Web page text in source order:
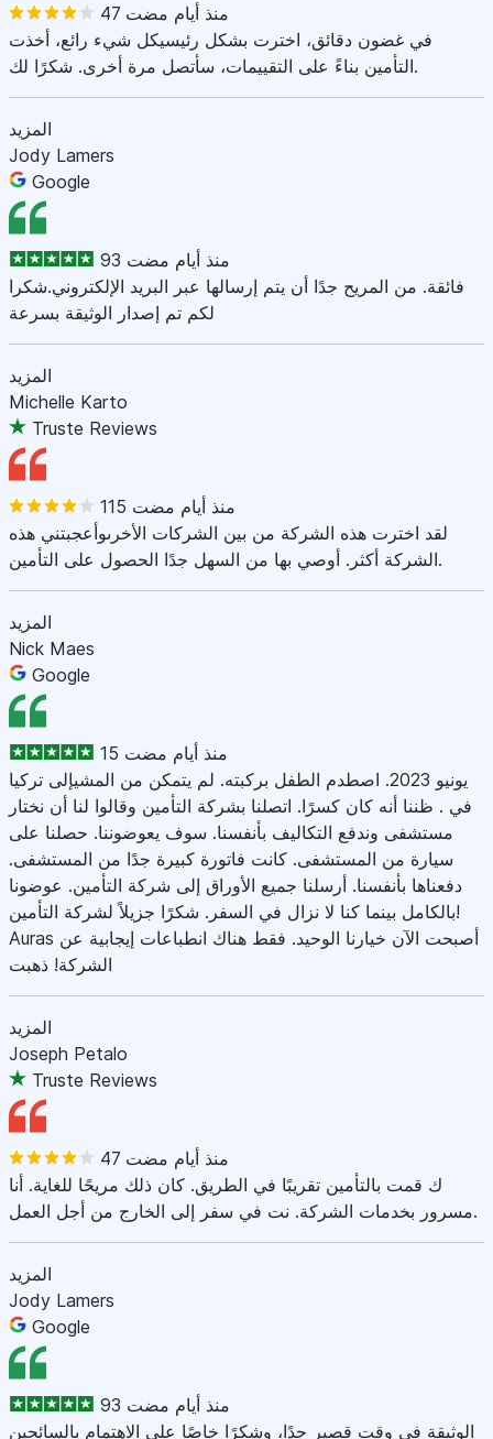
47 منذ أيام مضت
في غضون دقائق، اخترت بشكل رئيسيكل شيء رائع، أخذت
التأمين بناءً على التقييمات، سأتصل مرة أخرى. شكرًا لك.
المزيد
Jody Lamers
Google
93 منذ أيام مضت
فائقة. من المريح جدًا أن يتم إرسالها عبر البريد الإلكتروني.شكرا
لكم تم إصدار الوثيقة بسرعة
المزيد
Michelle Karto
Truste Reviews
115 منذ أيام مضت
لقد اخترت هذه الشركة من بين الشركات الأخرىوأعجبتني هذه
الشركة أكثر. أوصي بها من السهل جدًا الحصول على التأمين.
المزيد
Nick Maes
Google
15 منذ أيام مضت
يونيو 2023. اصطدم الطفل بركبته. لم يتمكن من المشيإلى تركيا
في . ظننا أنه كان كسرًا. اتصلنا بشركة التأمين وقالوا لنا أن نختار
مستشفى وندفع التكاليف بأنفسنا. سوف يعوضوننا. حصلنا على
سيارة من المستشفى. كانت فاتورة كبيرة جدًا من المستشفى.
دفعناها بأنفسنا. أرسلنا جميع الأوراق إلى شركة التأمين. عوضونا
بالكامل بينما كنا لا نزال في السفر. شكرًا جزيلاً لشركة التأمين!
Auras أصبحت الآن خيارنا الوحيد. فقط هناك انطباعات إيجابية عن
الشركة! ذهبت
المزيد
Joseph Petalo
Truste Reviews
47 منذ أيام مضت
ك قمت بالتأمين تقريبًا في الطريق. كان ذلك مريحًا للغاية. أنا
مسرور بخدمات الشركة. نت في سفر إلى الخارج من أجل العمل.
المزيد
Jody Lamers
Google
93 منذ أيام مضت
الوثيقة في وقت قصير جدًا، وشكرًا خاصًا على الاهتمام بالسائحين